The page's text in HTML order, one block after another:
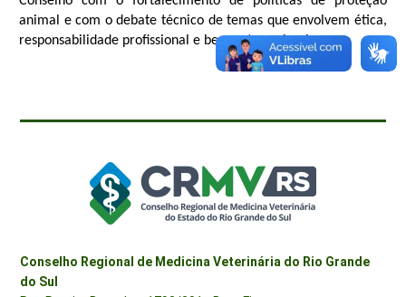
animal e com o debate técnico de temas que envolvem ética,
responsabilidade profissional e bem-estar animal.
Conselho Regional de Medicina Veterinária do Rio Grande
do Sul